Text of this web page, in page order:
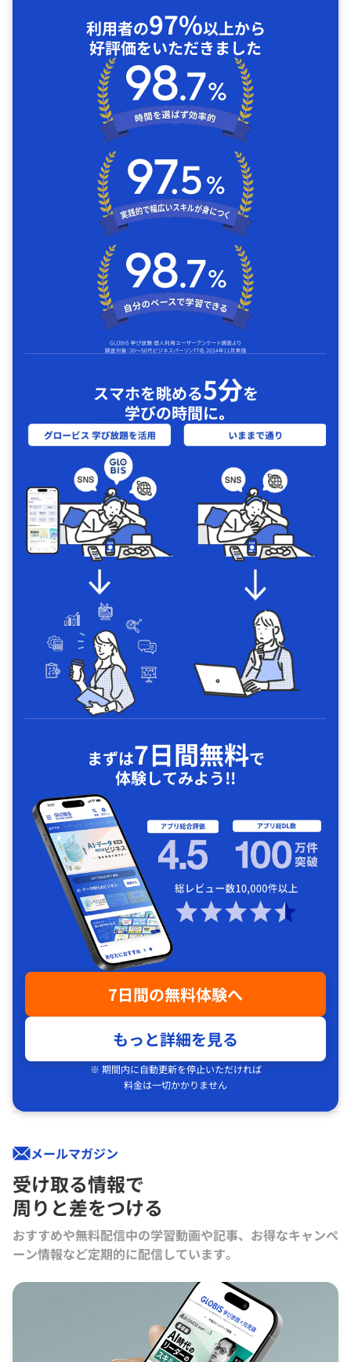
利用者の97%以上から
好評価をいただきました
スマホを眺める5分を
学びの時間に｡
まずは7日間無料で
体験してみよう!!
7日間の無料体験へ
もっと詳細を見る
※ 期間内に自動更新を停止いただければ
料金は一切かかりません
メールマガジン
受け取る情報で
周りと差をつける
おすすめや無料配信中の学習動画や記事、お得なキャンペ
ーン情報など定期的に配信しています。